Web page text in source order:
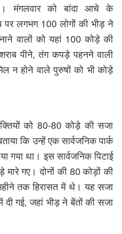
मंगलवार को बांदा आचे के
पर लगभग 100 लोगों की भीड़ ने
वालों को यहां 100 कोड़े की
पीने, तंग कपड़े पहनने वाली
न होने वाले पुरुषों को भी कोड़े
को 80-80 कोड़े की सजा
कि उन्हें एक सार्वजनिक पार्क
था। इस सार्वजनिक पिटाई
गए। दोनों की 80 कोड़ों की
तक हिरासत में थे। यह सजा
दी गई, जहां भीड़ ने बेंतों की सजा